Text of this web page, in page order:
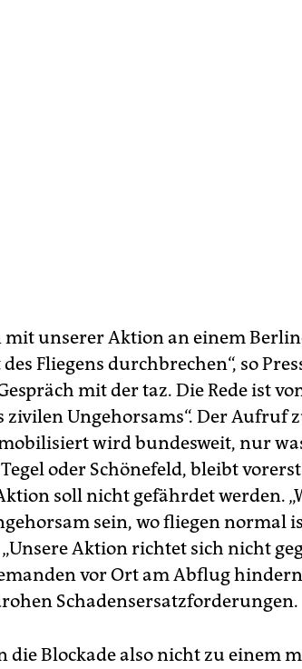
mit unserer Aktion an einem
Fliegens durchbrechen“, so
mit der taz. Die Rede ist
zivilen Ungehorsams“. Der Aufruf
wird bundesweit, nur
oder Schönefeld, bleibt
soll nicht gefährdet werden.
sein, wo fliegen normal
Aktion richtet sich nicht
vor Ort am Abflug
Schadensersatzforderungen.
die Blockade also nicht zu einem